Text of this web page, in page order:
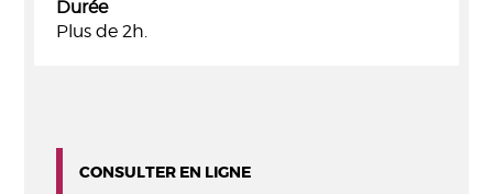
Durée
Plus de 2h.
CONSULTER EN LIGNE